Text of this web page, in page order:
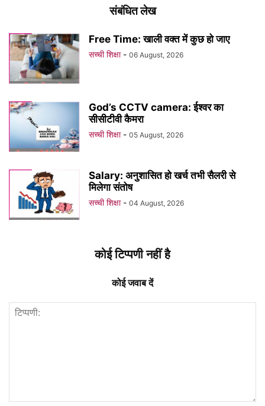
संबंधित लेख
Free Time: खाली वक्त में कुछ हो जाए
सच्ची शिक्षा - 06 August, 2026
God’s CCTV camera: ईश्वर का
सीसीटीवी कैमरा
सच्ची शिक्षा - 05 August, 2026
Salary: अनुशासित हो खर्च तभी सैलरी से
मिलेगा संतोष
सच्ची शिक्षा - 04 August, 2026
कोई टिप्पणी नहीं है
कोई जवाब दें